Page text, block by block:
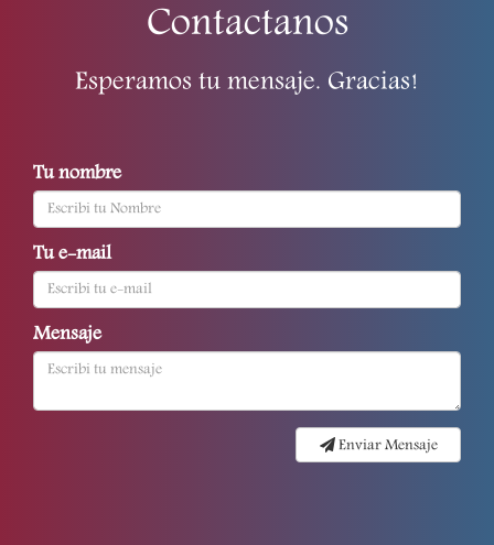
Contactanos
Esperamos tu mensaje. Gracias!
Tu nombre
Tu e-mail
Mensaje
Enviar Mensaje